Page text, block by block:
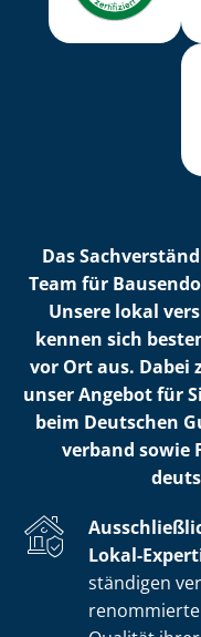
Das
Team für
Unsere lokal
kennen sich
vor Ort aus. Dabei
unser Angebot für
beim Deutschen
ver­band sowie
Lokal-
stän­di­gen